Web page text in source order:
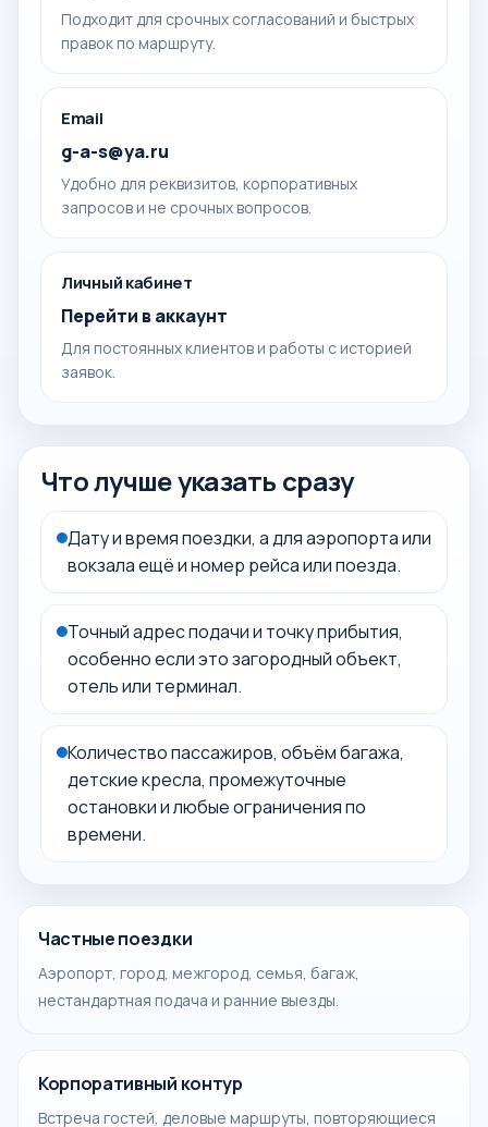
Подходит для срочных согласований и быстрых
правок по маршруту.
Email
g-a-s@ya.ru
Удобно для реквизитов, корпоративных
запросов и не срочных вопросов.
Личный кабинет
Перейти в аккаунт
Для постоянных клиентов и работы с историей
заявок.
Что лучше указать сразу
Дату и время поездки, а для аэропорта или
вокзала ещё и номер рейса или поезда.
Точный адрес подачи и точку прибытия,
особенно если это загородный объект,
отель или терминал.
Количество пассажиров, объём багажа,
детские кресла, промежуточные
остановки и любые ограничения по
времени.
Частные поездки
Аэропорт, город, межгород, семья, багаж,
нестандартная подача и ранние выезды.
Корпоративный контур
Встреча гостей, деловые маршруты, повторяющиеся